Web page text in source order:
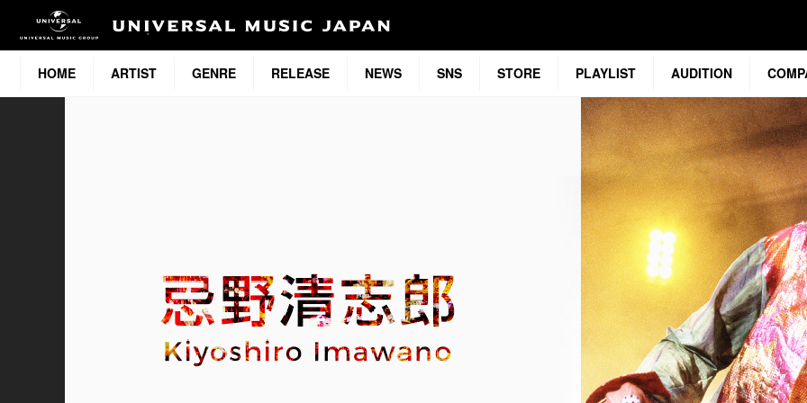
HOME ARTIST GENRE RELEASE NEWS SNS STORE PLAYLIST AUDITION